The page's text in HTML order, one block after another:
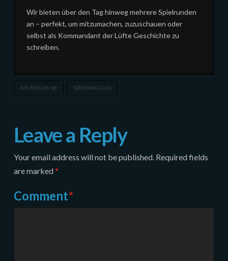
Wir bieten über den Tag hinweg mehrere Spielrunden
an – perfekt, um mitzumachen, zuzuschauen oder
selbst als Kommandant der Lüfte Geschichte zu
schreiben.
AIR RAID 36/46 SZENARIO 2026
Leave a Reply
Your email address will not be published. Required fields
are marked*
Comment*